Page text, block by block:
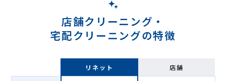
店舗クリーニング・
宅配クリーニングの特徴
リネット 店舗